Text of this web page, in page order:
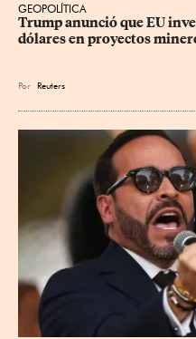
GEOPOLÍTICA
Trump anunció que EU
dólares en proyectos
Por Reuters